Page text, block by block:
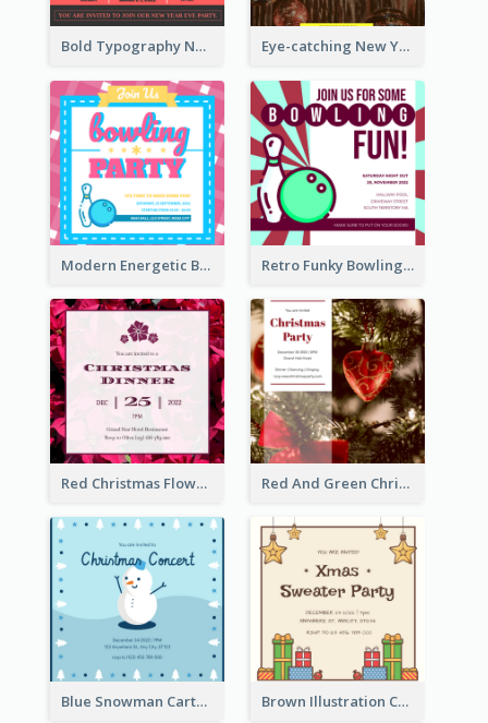
Bold Typography New Year Party Invitation Design Eye-catching New Year Eve Dinner Invitation Design Ideas
Modern Energetic Bowling Invitation Design Retro Funky Bowling Party Invitation Design
Red Christmas Flower Christmas Dinner Invitation Red And Green Christmas Tree Christmas Party Invitation
Blue Snowman Cartoon Christmas Concert Invitation Brown Illustration Christmas Sweater Party Invitation